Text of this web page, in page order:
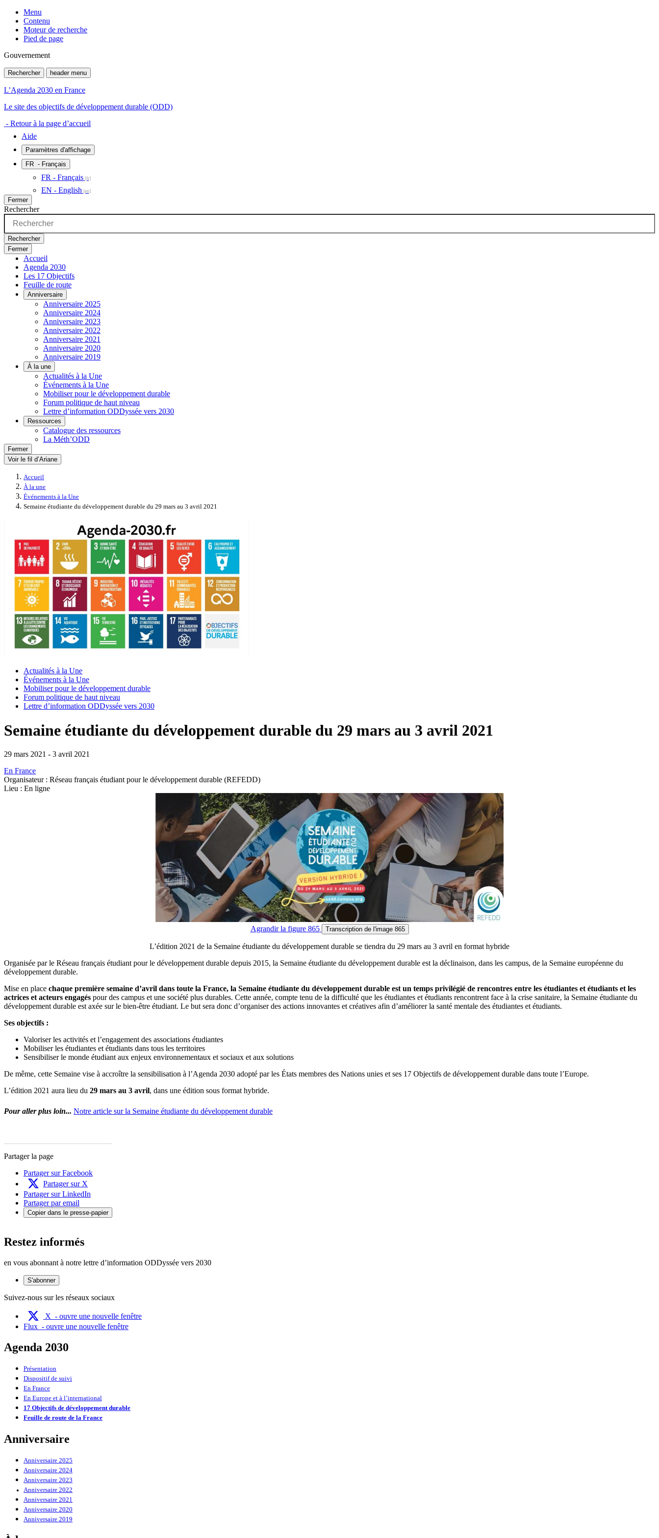
Menu
Contenu
Moteur de recherche
Pied de page
Gouvernement
Rechercher header menu
L’Agenda 2030 en France
Le site des objectifs de développement durable (ODD)
- Retour à la page d’accueil
Aide
Paramètres d'affichage
FR - Français
FR - Français
EN - English
Fermer
Rechercher
Rechercher
Fermer
Accueil
Agenda 2030
Les 17 Objectifs
Feuille de route
Anniversaire
Anniversaire 2025
Anniversaire 2024
Anniversaire 2023
Anniversaire 2022
Anniversaire 2021
Anniversaire 2020
Anniversaire 2019
À la une
Actualités à la Une
Événements à la Une
Mobiliser pour le développement durable
Forum politique de haut niveau
Lettre d’information ODDyssée vers 2030
Ressources
Catalogue des ressources
La Méth’ODD
Fermer
Voir le fil d’Ariane
Accueil
À la une
Événements à la Une
Semaine étudiante du développement durable du 29 mars au 3 avril 2021
Actualités à la Une
Événements à la Une
Mobiliser pour le développement durable
Forum politique de haut niveau
Lettre d’information ODDyssée vers 2030
Semaine étudiante du développement durable du 29 mars au 3 avril 2021
29 mars 2021 - 3 avril 2021
En France
Organisateur : Réseau français étudiant pour le développement durable (REFEDD)
Lieu : En ligne
Agrandirla figure 865 Transcription de l'image 865
L’édition 2021 de la Semaine étudiante du développement durable se tiendra du 29 mars au 3 avril en format hybride
Organisée par le Réseau français étudiant pour le développement durable depuis 2015, la Semaine étudiante du développement durable est la déclinaison, dans les campus, de la Semaine européenne du
développement durable.
Mise en place chaque première semaine d’avril dans toute la France, la Semaine étudiante du développement durable est un temps privilégié de rencontres entre les étudiantes et étudiants et les
actrices et acteurs engagés pour des campus et une société plus durables. Cette année, compte tenu de la difficulté que les étudiantes et étudiants rencontrent face à la crise sanitaire, la Semaine étudiante du
développement durable est axée sur le bien-être étudiant. Le but sera donc d’organiser des actions innovantes et créatives afin d’améliorer la santé mentale des étudiantes et étudiants.
Ses objectifs :
Valoriser les activités et l’engagement des associations étudiantes
Mobiliser les étudiantes et étudiants dans tous les territoires
Sensibiliser le monde étudiant aux enjeux environnementaux et sociaux et aux solutions
De même, cette Semaine vise à accroître la sensibilisation à l’Agenda 2030 adopté par les États membres des Nations unies et ses 17 Objectifs de développement durable dans toute l’Europe.
L’édition 2021 aura lieu du 29 mars au 3 avril, dans une édition sous format hybride.
Pour aller plus loin... Notre article sur la Semaine étudiante du développement durable
Partager la page
Partager sur Facebook
Partager sur X
Partager sur LinkedIn
Partager par email
Copier dans le presse-papier
Restez informés
en vous abonnant à notre lettre d’information ODDyssée vers 2030
S'abonner
Suivez-nous sur les réseaux sociaux
X - ouvre une nouvelle fenêtre
Flux - ouvre une nouvelle fenêtre
Agenda 2030
Présentation
Dispositif de suivi
En France
En Europe et à l’international
17 Objectifs de développement durable
Feuille de route de la France
Anniversaire
Anniversaire 2025
Anniversaire 2024
Anniversaire 2023
Anniversaire 2022
Anniversaire 2021
Anniversaire 2020
Anniversaire 2019